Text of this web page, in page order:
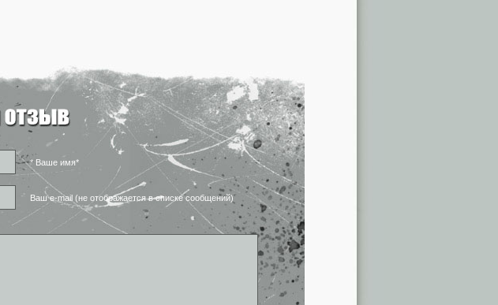
* Ваше имя*
Ваш e-mail (не отображается в списке сообщений)